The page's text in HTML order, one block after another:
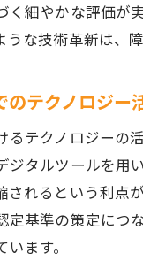
く細やかな評価が
うな技術革新は、
テクノロジー
るテクノロジーの
ジタルツールを用
されるという利点
定基準の策定につ
ます。